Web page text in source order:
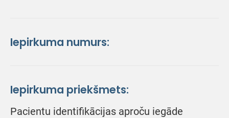
Iepirkuma numurs:
Iepirkuma priekšmets:
Pacientu identifikācijas aproču iegāde